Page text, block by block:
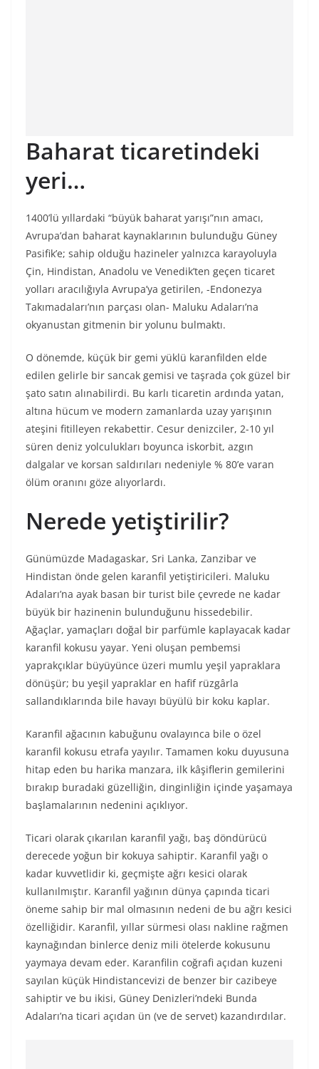
Baharat ticaretindeki
yeri…
1400’lü yıllardaki “büyük baharat yarışı”nın amacı,
Avrupa’dan baharat kaynaklarının bulunduğu Güney
Pasifik’e; sahip olduğu hazineler yalnızca karayoluyla
Çin, Hindistan, Anadolu ve Venedik’ten geçen ticaret
yolları aracılığıyla Avrupa’ya getirilen, -Endonezya
Takımadaları’nın parçası olan- Maluku Adaları’na
okyanustan gitmenin bir yolunu bulmaktı.
O dönemde, küçük bir gemi yüklü karanfilden elde
edilen gelirle bir sancak gemisi ve taşrada çok güzel bir
şato satın alınabilirdi. Bu karlı ticaretin ardında yatan,
altına hücum ve modern zamanlarda uzay yarışının
ateşini fitilleyen rekabettir. Cesur denizciler, 2-10 yıl
süren deniz yolculukları boyunca iskorbit, azgın
dalgalar ve korsan saldırıları nedeniyle % 80’e varan
ölüm oranını göze alıyorlardı.
Nerede yetiştirilir?
Günümüzde Madagaskar, Sri Lanka, Zanzibar ve
Hindistan önde gelen karanfil yetiştiricileri. Maluku
Adaları’na ayak basan bir turist bile çevrede ne kadar
büyük bir hazinenin bulunduğunu hissedebilir.
Ağaçlar, yamaçları doğal bir parfümle kaplayacak kadar
karanfil kokusu yayar. Yeni oluşan pembemsi
yaprakçıklar büyüyünce üzeri mumlu yeşil yapraklara
dönüşür; bu yeşil yapraklar en hafif rüzgârla
sallandıklarında bile havayı büyülü bir koku kaplar.
Karanfil ağacının kabuğunu ovalayınca bile o özel
karanfil kokusu etrafa yayılır. Tamamen koku duyusuna
hitap eden bu harika manzara, ilk kâşiflerin gemilerini
bırakıp buradaki güzelliğin, dinginliğin içinde yaşamaya
başlamalarının nedenini açıklıyor.
Ticari olarak çıkarılan karanfil yağı, baş döndürücü
derecede yoğun bir kokuya sahiptir. Karanfil yağı o
kadar kuvvetlidir ki, geçmişte ağrı kesici olarak
kullanılmıştır. Karanfil yağının dünya çapında ticari
öneme sahip bir mal olmasının nedeni de bu ağrı kesici
özelliğidir. Karanfil, yıllar sürmesi olası nakline rağmen
kaynağından binlerce deniz mili ötelerde kokusunu
yaymaya devam eder. Karanfilin coğrafi açıdan kuzeni
sayılan küçük Hindistancevizi de benzer bir cazibeye
sahiptir ve bu ikisi, Güney Denizleri’ndeki Bunda
Adaları’na ticari açıdan ün (ve de servet) kazandırdılar.